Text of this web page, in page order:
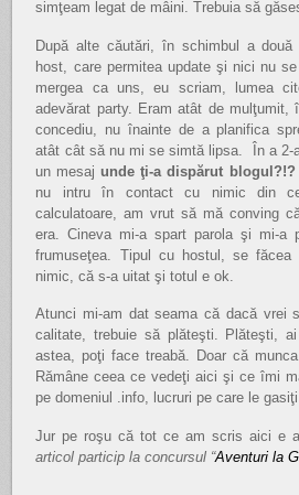
simţeam legat de mâini. Trebuia să
După alte căutări, în schimbul a
host, care permitea update şi nici nu
mergea ca uns, eu scriam, lumea
adevărat party. Eram atât de
concediu, nu înainte de a planifica
atât cât să nu mi se simtă lipsa. În a 2-
un mesajunde ţi-a dispărut blogul?!?
nu intru în contact cu nimic din
calculatoare, am vrut să mă conving
era. Cineva mi-a spart parola şi mi-a
frumuseţea. Tipul cu hostul, se
nimic, că s-a uitat şi totul e ok.
Atunci mi-am dat seama că dacă vrei
calitate, trebuie să plăteşti. Plăteşti,
astea, poţi face treabă. Doar că
Rămâne ceea ce vedeţi aici şi ce îmi
pe domeniul .info, lucruri pe care le
Jur pe roşu că tot ce am scris aici e
articol particip la concursul “Aventuri la